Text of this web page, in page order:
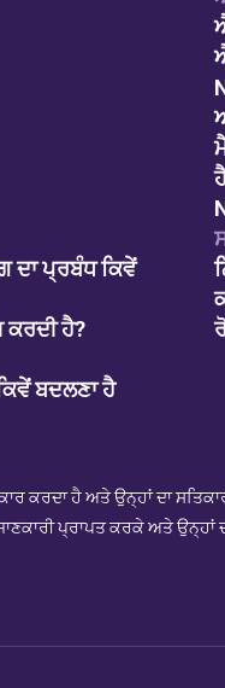
ਪ੍ਰਬੰਧ ਕਿਵੇਂ
ਹੈ?
ਬਦਲਣਾ ਹੈ
ਕਰਦਾ ਹੈ ਅਤੇ ਉਨ੍ਹਾਂ ਦਾ
ਪ੍ਰਾਪਤ ਕਰਕੇ ਅਤੇ